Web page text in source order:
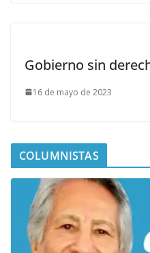
Gobierno sin
16 de mayo de 2023
COLUMNISTAS